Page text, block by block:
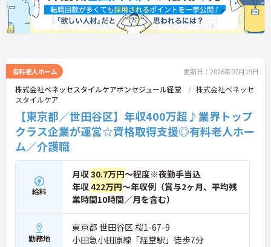
★おすすめPOINT★
【安定した経営基盤とキャリア支援】
・全国140以上の施設を展開し連続増収を続ける安
・昇格実績もあり頑張りがしっかり評価される風通
しの良い環境です
【最新設備による負担軽減と働きやすさ】
・最新の見守りシステム導入により夜勤時の巡視の
手間を大きく軽減しています
・機器の導入にあたっては誰でも使いこなせるよう
丁寧な指導を実施しています
【生活を支える充実の福利厚生】
・住宅手当や子供手当などご家族の生活もサポート
する手当を完備しています
・1食300円で施設と同じ食事が食べられる食事補助
制度を利用できます ・徒歩や自転車の通勤手当も用
有料老人ホーム 更新日：2026年07月19日
株式会社ベネッセスタイルケアボンセジュール経堂
株式会社ベネッセ
スタイルケア
【東京都／世田谷区】年収400万超♪業界トップ
クラス企業が運営☆資格取得支援◎有料老人ホー
ム／介護職
給料
月収30.7万円～程度※夜勤手当込
年収422万円～年収例（賞与2ヶ月、平均残
業時間10時間／月を含む）
勤務地
東京都 世田谷区 桜1-67-9
小田急小田原線「経堂駅」徒歩7分